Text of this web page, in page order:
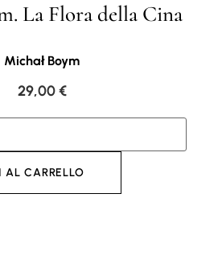
La Flora della Cina
Michał Boym
29,00€
AL CARRELLO